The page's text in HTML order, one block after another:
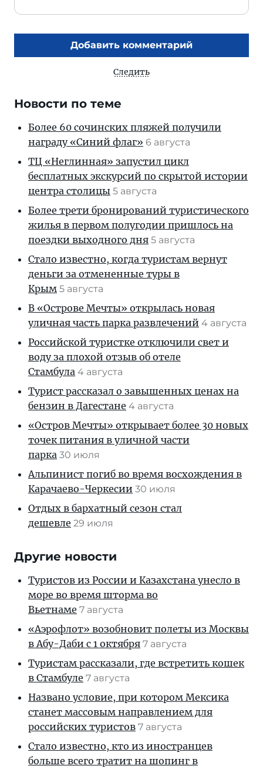
Добавить комментарий
Следить
Новости по теме
Более 60 сочинских пляжей получили
награду «Синий флаг» 6 августа
ТЦ «Неглинная» запустил цикл
бесплатных экскурсий по скрытой истории
центра столицы 5 августа
Более трети бронирований туристического
жилья в первом полугодии пришлось на
поездки выходного дня 5 августа
Стало известно, когда туристам вернут
деньги за отмененные туры в
Крым 5 августа
В «Острове Мечты» открылась новая
уличная часть парка развлечений 4 августа
Российской туристке отключили свет и
воду за плохой отзыв об отеле
Стамбула 4 августа
Турист рассказал о завышенных ценах на
бензин в Дагестане 4 августа
«Остров Мечты» открывает более 30 новых
точек питания в уличной части
парка 30 июля
Альпинист погиб во время восхождения в
Карачаево-Черкесии 30 июля
Отдых в бархатный сезон стал
дешевле 29 июля
Другие новости
Туристов из России и Казахстана унесло в
море во время шторма во
Вьетнаме 7 августа
«Аэрофлот» возобновит полеты из Москвы
в Абу-Даби с 1 октября 7 августа
Туристам рассказали, где встретить кошек
в Стамбуле 7 августа
Названо условие, при котором Мексика
станет массовым направлением для
российских туристов 7 августа
Стало известно, кто из иностранцев
больше всего тратит на шопинг в